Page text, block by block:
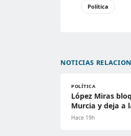
Política
NOTICIAS
POLÍTICA
López Miras
Murcia y deja a
Hace 19h